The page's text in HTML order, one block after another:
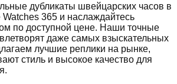
дубликаты швейцарских часов в
Watches 365 и наслаждайтесь
по доступной цене. Наши точные
даже самых взыскательных
лучшие реплики на рынке,
стиль и высокое качество для